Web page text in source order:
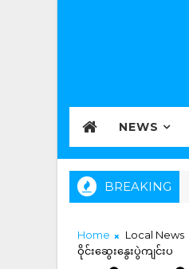
NEWS
BREAKING
Home Local News
ဝိုင်းဆွေးနွေးပွဲကျင်းပ